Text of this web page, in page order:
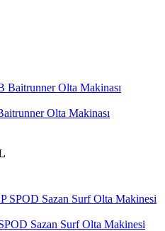
Olta Makinası
Sazan Surf Olta Makinesi